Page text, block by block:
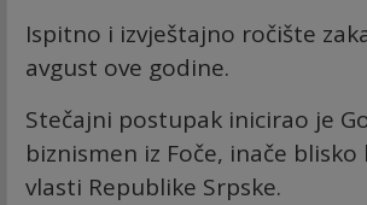
Ispitno i izvještajno ročište
avgust ove godine.
Stečajni postupak inicirao je
biznismen iz Foče, inače blisko
vlasti Republike Srpske.